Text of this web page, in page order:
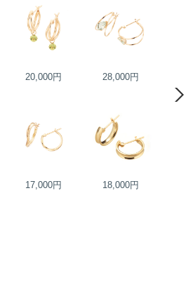
20,000円 28,000円
17,000円 18,000円